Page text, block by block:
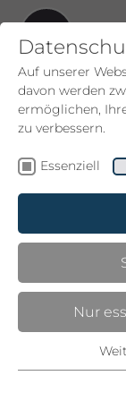
05.10.2024
Auf unserer
davon werden
ermöglichen,
zu verbessern.
Essenziell
Nur